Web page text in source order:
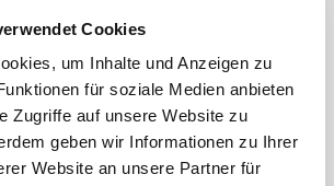
Cookies
um Inhalte und Anzeigen zu
für soziale Medien anbieten
Zugriffe auf unsere Website zu
geben wir Informationen zu Ihrer
Website an unsere Partner für
▼